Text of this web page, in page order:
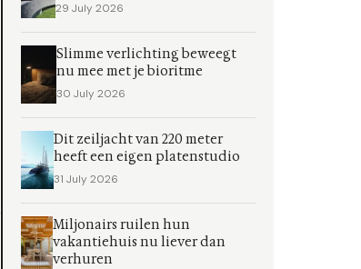
29 July 2026
Slimme verlichting beweegt
nu mee met je bioritme
30 July 2026
Dit zeiljacht van 220 meter
heeft een eigen platenstudio
31 July 2026
Miljonairs ruilen hun
vakantiehuis nu liever dan
verhuren